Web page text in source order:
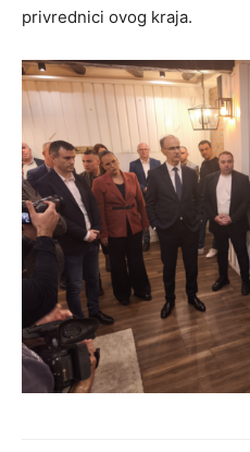
privrednici ovog kraja.